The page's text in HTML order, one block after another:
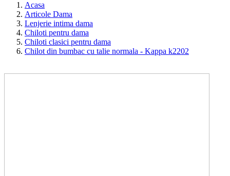
Acasa
Articole Dama
Lenjerie intima dama
Chiloti pentru dama
Chiloti clasici pentru dama
Chilot din bumbac cu talie normala - Kappa k2202